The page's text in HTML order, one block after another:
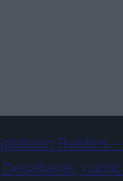
Raiders